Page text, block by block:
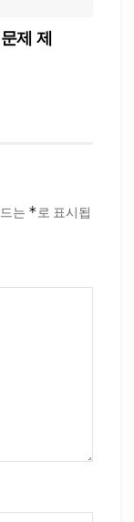
제 제
는 *로 표시됩